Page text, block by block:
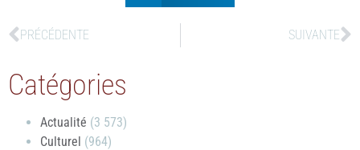
PRÉCÉDENTE SUIVANTE
Catégories
Actualité (3 573)
Culturel (964)